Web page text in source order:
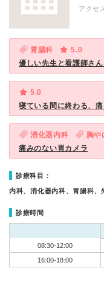
アクセ
胃腸科
5.0
優しい先生と看護師さ
5.0
寝ている間に終わる、
消化器内科 胸や
痛みのない胃カメラ
診療科目：
内科、消化器内科、胃腸科、
診療時間
08:30-12:00
16:00-18:00